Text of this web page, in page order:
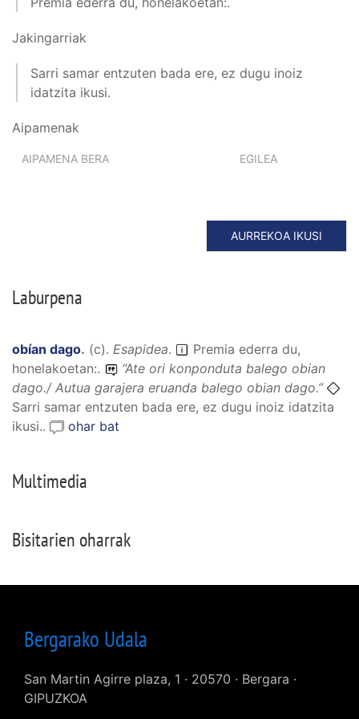
Jakingarriak
Sarri samar entzuten bada ere, ez dugu inoiz
idatzita ikusi.
Aipamenak
AIPAMENA BERA EGILEA
AURREKOA IKUSI
Laburpena
obían dago. (c). Esapidea.
Premia ederra du,
honelakoetan:.
“Ate ori konponduta balego obian
dago./ Autua garajera eruanda balego obian dago.”
Sarri samar entzuten bada ere, ez dugu inoiz idatzita
ikusi..
ohar bat
Multimedia
Bisitarien oharrak
Bergarako Udala
San Martin Agirre plaza, 1 · 20570 · Bergara ·
GIPUZKOA